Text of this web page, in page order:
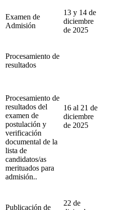
Examen de
Admisión
13 y 14 de
diciembre
de 2025
Procesamiento de
resultados
Procesamiento de
resultados del
examen de
postulación y
verificación
documental de la
lista de
candidatos/as
merituados para
admisión..
16 al 21 de
diciembre
de 2025
Publicación de
22 de